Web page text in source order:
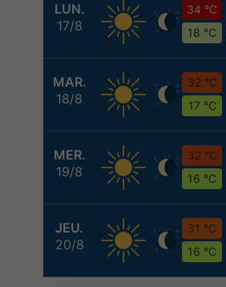
LUN.
17/8
34 °C
18 °C
MAR.
18/8
32 °C
17 °C
MER.
19/8
32 °C
16 °C
JEU.
20/8
31 °C
16 °C